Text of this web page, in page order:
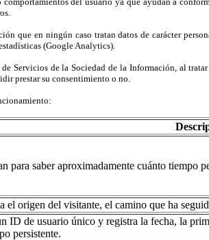
que en ningún caso tratan datos de carácter
(Google Analytics).
Servicios de la Sociedad de la Información, al
prestar su consentimiento o no.
para saber aproximadamente cuánto tiempo
origen del visitante, el camino que ha
ID de usuario único y registra la fecha, la
persistente.